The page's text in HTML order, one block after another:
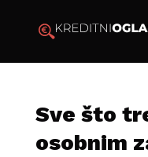
Sve što
osobnim